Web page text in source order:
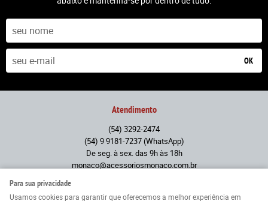
OK
Atendimento
(54) 3292-2474
(54) 9 9181-7237(WhatsApp)
De seg. à sex. das 9h às 18h
monaco@acessoriosmonaco.com.br
Para sua privacidade
Usamos cookies para garantir que oferecemos a melhor experiência em